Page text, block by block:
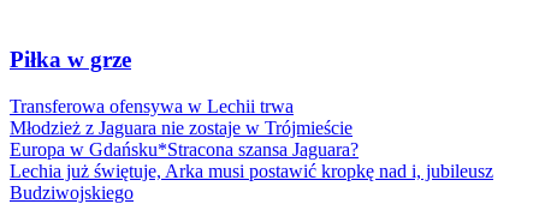
Piłka w grze
Transferowa ofensywa w Lechii trwa
Młodzież z Jaguara nie zostaje w Trójmieście
Europa w Gdańsku*Stracona szansa Jaguara?
Lechia już świętuje, Arka musi postawić kropkę nad i, jubileusz
Budziwojskiego